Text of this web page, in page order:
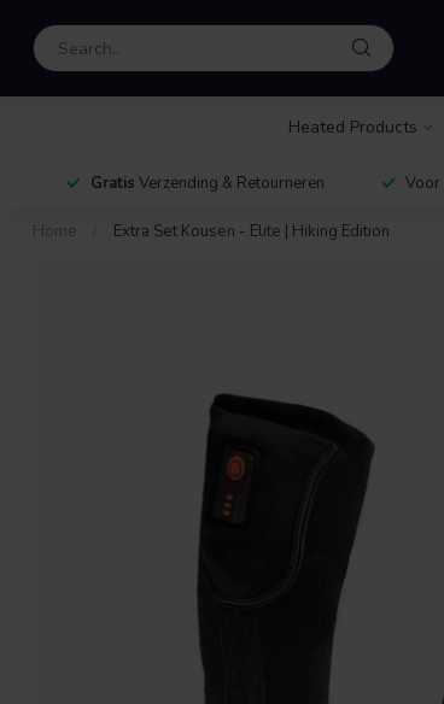
Heated Products
Gratis Verzending & Retourneren Voor
Home Extra Set Kousen - Elite | Hiking Edition